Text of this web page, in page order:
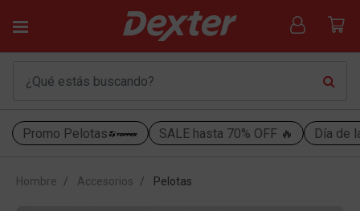
Promo Pelotas SALE hasta 70% OFF 🔥 Día de
Hombre Accesorios Pelotas